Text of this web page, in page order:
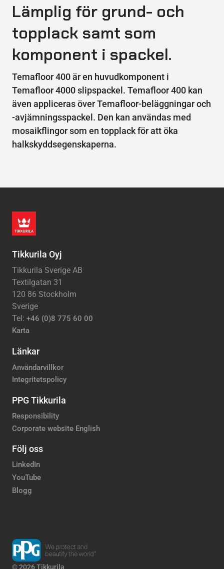
Lämplig för grund- och
topplack samt som
komponent i spackel.
Temafloor 400 är en huvudkomponent i
Temafloor 4000 slipspackel. Temafloor 400 kan
även appliceras över Temafloor-beläggningar och
-avjämningsspackel. Den kan användas med
mosaikflingor som en topplack för att öka
halkskyddsegenskaperna.
Tikkurila Oyj
Tikkurila Sverige AB
Textilgatan 31
120 86 Stockholm
Sverige
Tel: +46 (0)8 775 60 00
Karta
Länkar
Användarvillkor
Integritetspolicy
PPG Tikkurila
Responsibility
Corporate website English
Följ oss
LinkedIn
YouTube
Blogg
© 2026 Tikkurila